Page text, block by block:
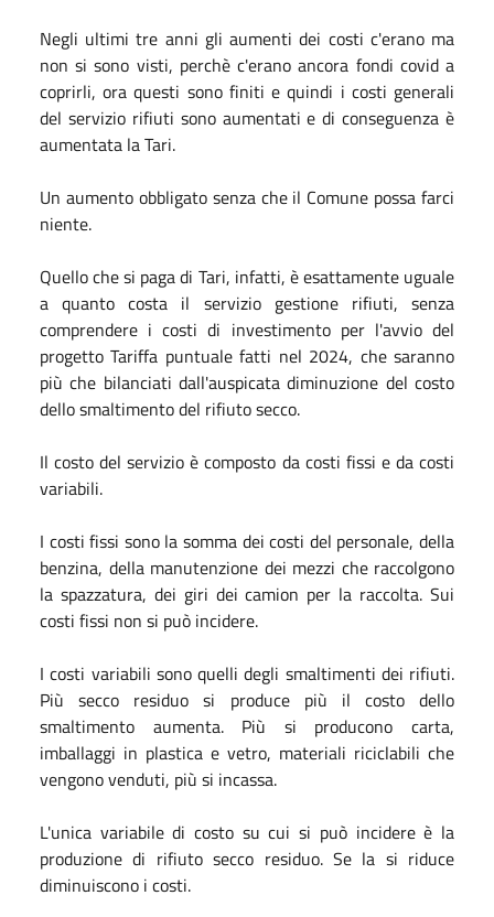
Negli ultimi tre anni gli aumenti dei costi c'erano ma
non si sono visti, perchè c'erano ancora fondi covid a
coprirli, ora questi sono finiti e quindi i costi generali
del servizio rifiuti sono aumentati e di conseguenza è
aumentata la Tari.
Un aumento obbligato senza che il Comune possa farci
niente.
Quello che si paga di Tari, infatti, è esattamente uguale
a quanto costa il servizio gestione rifiuti, senza
comprendere i costi di investimento per l'avvio del
progetto Tariffa puntuale fatti nel 2024, che saranno
più che bilanciati dall'auspicata diminuzione del costo
dello smaltimento del rifiuto secco.
Il costo del servizio è composto da costi fissi e da costi
variabili.
I costi fissi sono la somma dei costi del personale, della
benzina, della manutenzione dei mezzi che raccolgono
la spazzatura, dei giri dei camion per la raccolta. Sui
costi fissi non si può incidere.
I costi variabili sono quelli degli smaltimenti dei rifiuti.
Più secco residuo si produce più il costo dello
smaltimento aumenta. Più si producono carta,
imballaggi in plastica e vetro, materiali riciclabili che
vengono venduti, più si incassa.
L'unica variabile di costo su cui si può incidere è la
produzione di rifiuto secco residuo. Se la si riduce
diminuiscono i costi.